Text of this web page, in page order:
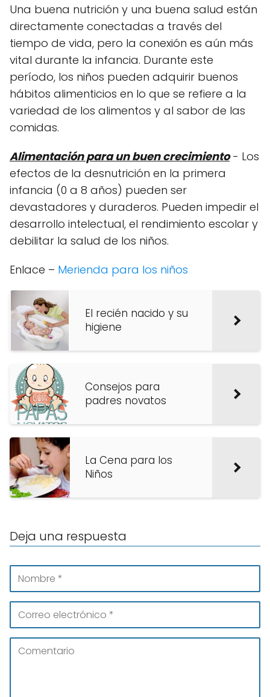
Una buena nutrición y una buena salud están
directamente conectadas a través del
tiempo de vida, pero la conexión es aún más
vital durante la infancia. Durante este
período, los niños pueden adquirir buenos
hábitos alimenticios en lo que se refiere a la
variedad de los alimentos y al sabor de las
comidas.
Alimentación para un buen crecimiento- Los
efectos de la desnutrición en la primera
infancia (0 a 8 años) pueden ser
devastadores y duraderos. Pueden impedir el
desarrollo intelectual, el rendimiento escolar y
debilitar la salud de los niños.
Enlace – Merienda para los niños
El recién nacido y su
higiene
Consejos para
padres novatos
La Cena para los
Niños
Deja una respuesta